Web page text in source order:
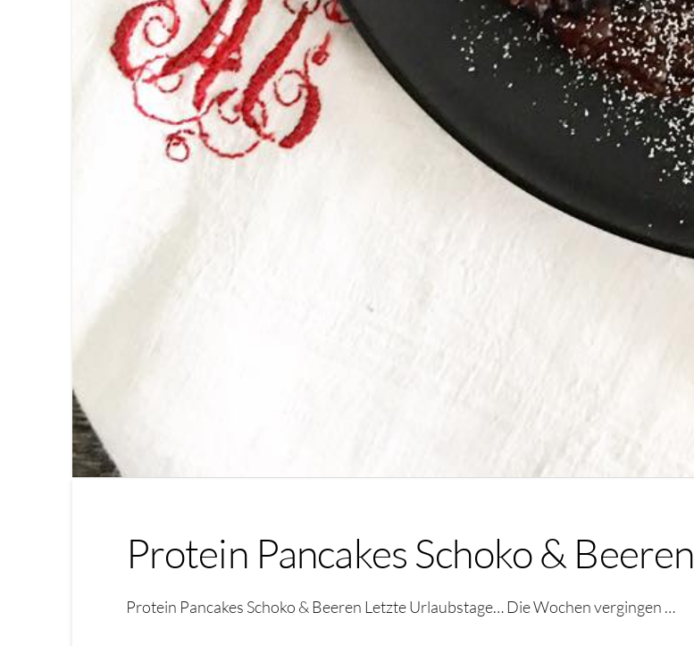
Protein Pancakes Schoko & Beeren
Protein Pancakes Schoko & Beeren Letzte Urlaubstage… Die Wochen vergingen …